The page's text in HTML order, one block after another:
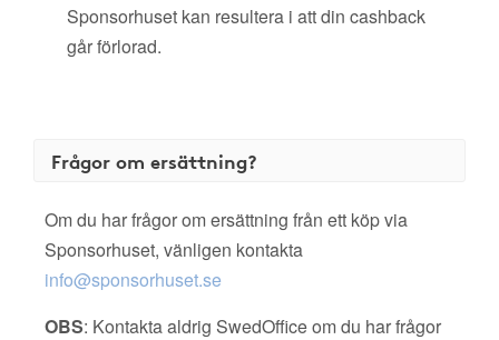
Sponsorhuset kan resultera i att din cashback
går förlorad.
Frågor om ersättning?
Om du har frågor om ersättning från ett köp via
Sponsorhuset, vänligen kontakta
info@sponsorhuset.se
OBS: Kontakta aldrig SwedOffice om du har frågor